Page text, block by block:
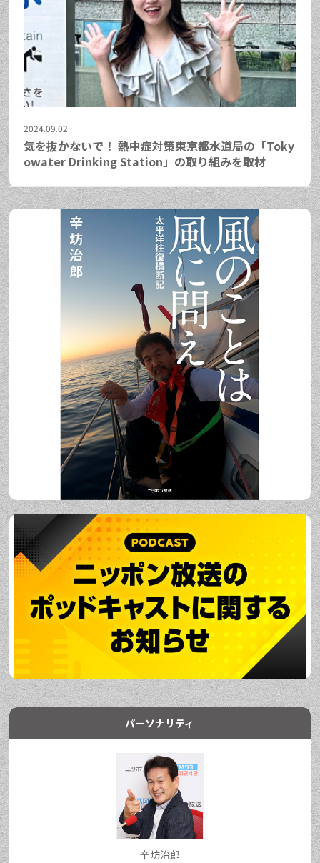
2024.09.02
気を抜かないで！ 熱中症対策――東京都水道局の「Toky
owater Drinking Station」の取り組みを取材
パーソナリティ
辛坊治郎